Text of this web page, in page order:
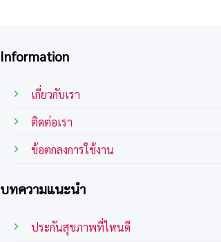
Information
เกี่ยวกับเรา
ติดต่อเรา
ข้อตกลงการใช้งาน
บทความแนะนำ
ประกันสุขภาพที่ไหนดี